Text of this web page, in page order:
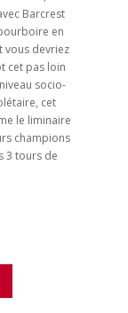
Barcrest
en
vous devriez
cet pas loin
socio-
cet
le liminaire
champions
3 tours de